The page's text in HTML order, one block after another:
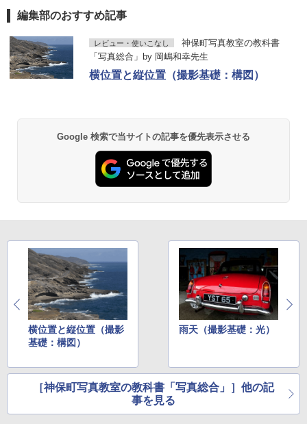
編集部のおすすめ記事
レビュー・使いこなし
神保町写真教室の教科書
「写真総合」by 岡嶋和幸先生
横位置と縦位置（撮影基礎：構図）
Google 検索で当サイトの記事を優先表示させる
横位置と縦位置（撮影
基礎：構図）
雨天（撮影基礎：光）
［神保町写真教室の教科書「写真総合」］他の記
事を見る